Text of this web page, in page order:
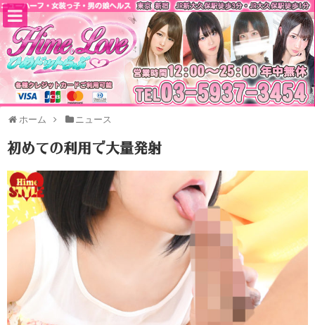
ホーム ニュース
初めての利用で大量発射